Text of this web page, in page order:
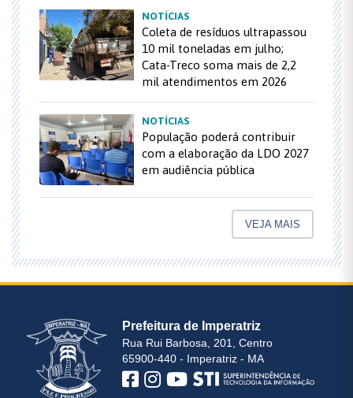
NOTÍCIAS
Coleta de resíduos ultrapassou
10 mil toneladas em julho;
Cata-Treco soma mais de 2,2
mil atendimentos em 2026
NOTÍCIAS
População poderá contribuir
com a elaboração da LDO 2027
em audiência pública
VEJA MAIS
Prefeitura de Imperatriz
Rua Rui Barbosa, 201, Centro
65900-440 - Imperatriz - MA